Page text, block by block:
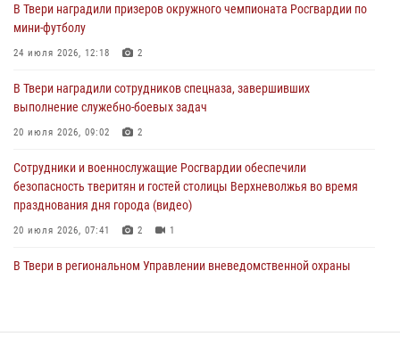
В Твери наградили призеров окружного чемпионата Росгвардии по
мини-футболу
24 июля 2026, 12:18 2
Росгвардейцы оказали помощь водителю на дороге в городе Кашин
22 июля 2026, 08:35
В Твери наградили призеров окружного чемпионата Росгвардии по
мини-футболу
24 июля 2026, 12:18 2
В Твери наградили сотрудников спецназа, завершивших
выполнение служебно-боевых задач
20 июля 2026, 09:02 2
Сотрудники и военнослужащие Росгвардии обеспечили
безопасность тверитян и гостей столицы Верхневолжья во время
празднования дня города (видео)
20 июля 2026, 07:41 2 1
В Твери в региональном Управлении вневедомственной охраны